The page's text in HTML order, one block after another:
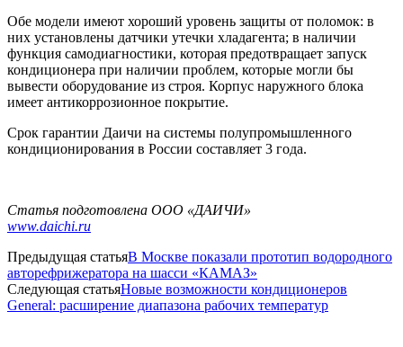
Обе модели имеют хороший уровень защиты от поломок: в
них установлены датчики утечки хладагента; в наличии
функция самодиагностики, которая предотвращает запуск
кондиционера при наличии проблем, которые могли бы
вывести оборудование из строя. Корпус наружного блока
имеет антикоррозионное покрытие.
Срок гарантии Даичи на системы полупромышленного
кондиционирования в России составляет 3 года.
Статья подготовлена ООО «ДАИЧИ»
www.daichi.ru
Предыдущая статьяВ Москве показали прототип водородного
авторефрижератора на шасси «КАМАЗ»
Следующая статьяНовые возможности кондиционеров
General: расширение диапазона рабочих температур